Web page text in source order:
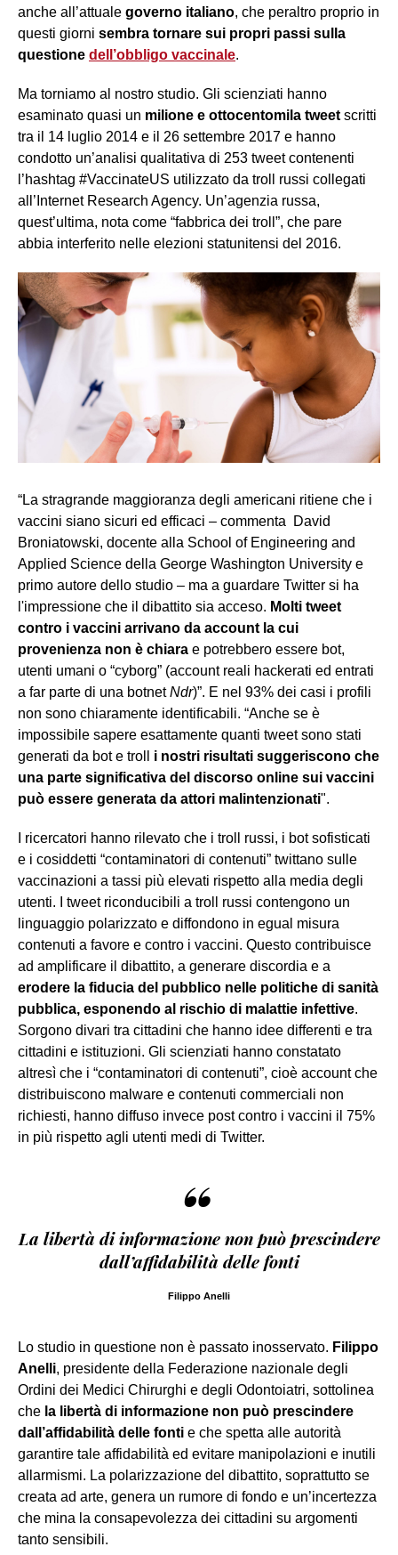
anche all’attuale governo italiano, che peraltro proprio in
questi giorni sembra tornare sui propri passi sulla
questione dell’obbligo vaccinale.
Ma torniamo al nostro studio. Gli scienziati hanno
esaminato quasi un milione e ottocentomila tweet scritti
tra il 14 luglio 2014 e il 26 settembre 2017 e hanno
condotto un’analisi qualitativa di 253 tweet contenenti
l’hashtag #VaccinateUS utilizzato da troll russi collegati
all’Internet Research Agency. Un’agenzia russa,
quest’ultima, nota come “fabbrica dei troll”, che pare
abbia interferito nelle elezioni statunitensi del 2016.
“La stragrande maggioranza degli americani ritiene che i
vaccini siano sicuri ed efficaci – commenta David
Broniatowski, docente alla School of Engineering and
Applied Science della George Washington University e
primo autore dello studio – ma a guardare Twitter si ha
l'impressione che il dibattito sia acceso. Molti tweet
contro i vaccini arrivano da account la cui
provenienza non è chiara e potrebbero essere bot,
utenti umani o “cyborg” (account reali hackerati ed entrati
a far parte di una botnetNdr)”. E nel 93% dei casi i profili
non sono chiaramente identificabili. “Anche se è
impossibile sapere esattamente quanti tweet sono stati
generati da bot e troll i nostri risultati suggeriscono che
una parte significativa del discorso online sui vaccini
può essere generata da attori malintenzionati".
I ricercatori hanno rilevato che i troll russi, i bot sofisticati
e i cosiddetti “contaminatori di contenuti” twittano sulle
vaccinazioni a tassi più elevati rispetto alla media degli
utenti. I tweet riconducibili a troll russi contengono un
linguaggio polarizzato e diffondono in egual misura
contenuti a favore e contro i vaccini. Questo contribuisce
ad amplificare il dibattito, a generare discordia e a
erodere la fiducia del pubblico nelle politiche di sanità
pubblica, esponendo al rischio di malattie infettive.
Sorgono divari tra cittadini che hanno idee differenti e tra
cittadini e istituzioni. Gli scienziati hanno constatato
altresì che i “contaminatori di contenuti”, cioè account che
distribuiscono malware e contenuti commerciali non
richiesti, hanno diffuso invece post contro i vaccini il 75%
in più rispetto agli utenti medi di Twitter.
“
La libertà di informazione non può prescindere
dall’affidabilità delle fonti
Filippo Anelli
Lo studio in questione non è passato inosservato. Filippo
Anelli, presidente della Federazione nazionale degli
Ordini dei Medici Chirurghi e degli Odontoiatri, sottolinea
che la libertà di informazione non può prescindere
dall’affidabilità delle fonti e che spetta alle autorità
garantire tale affidabilità ed evitare manipolazioni e inutili
allarmismi. La polarizzazione del dibattito, soprattutto se
creata ad arte, genera un rumore di fondo e un’incertezza
che mina la consapevolezza dei cittadini su argomenti
tanto sensibili.